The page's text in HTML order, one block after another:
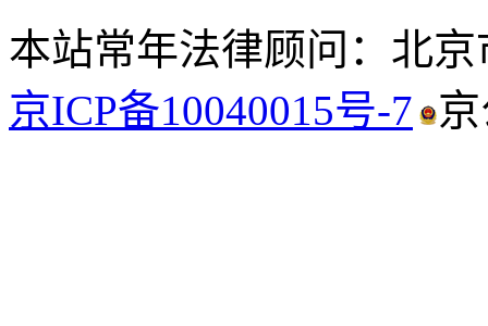
本站常年法律顾问：北
京ICP备10040015号-7